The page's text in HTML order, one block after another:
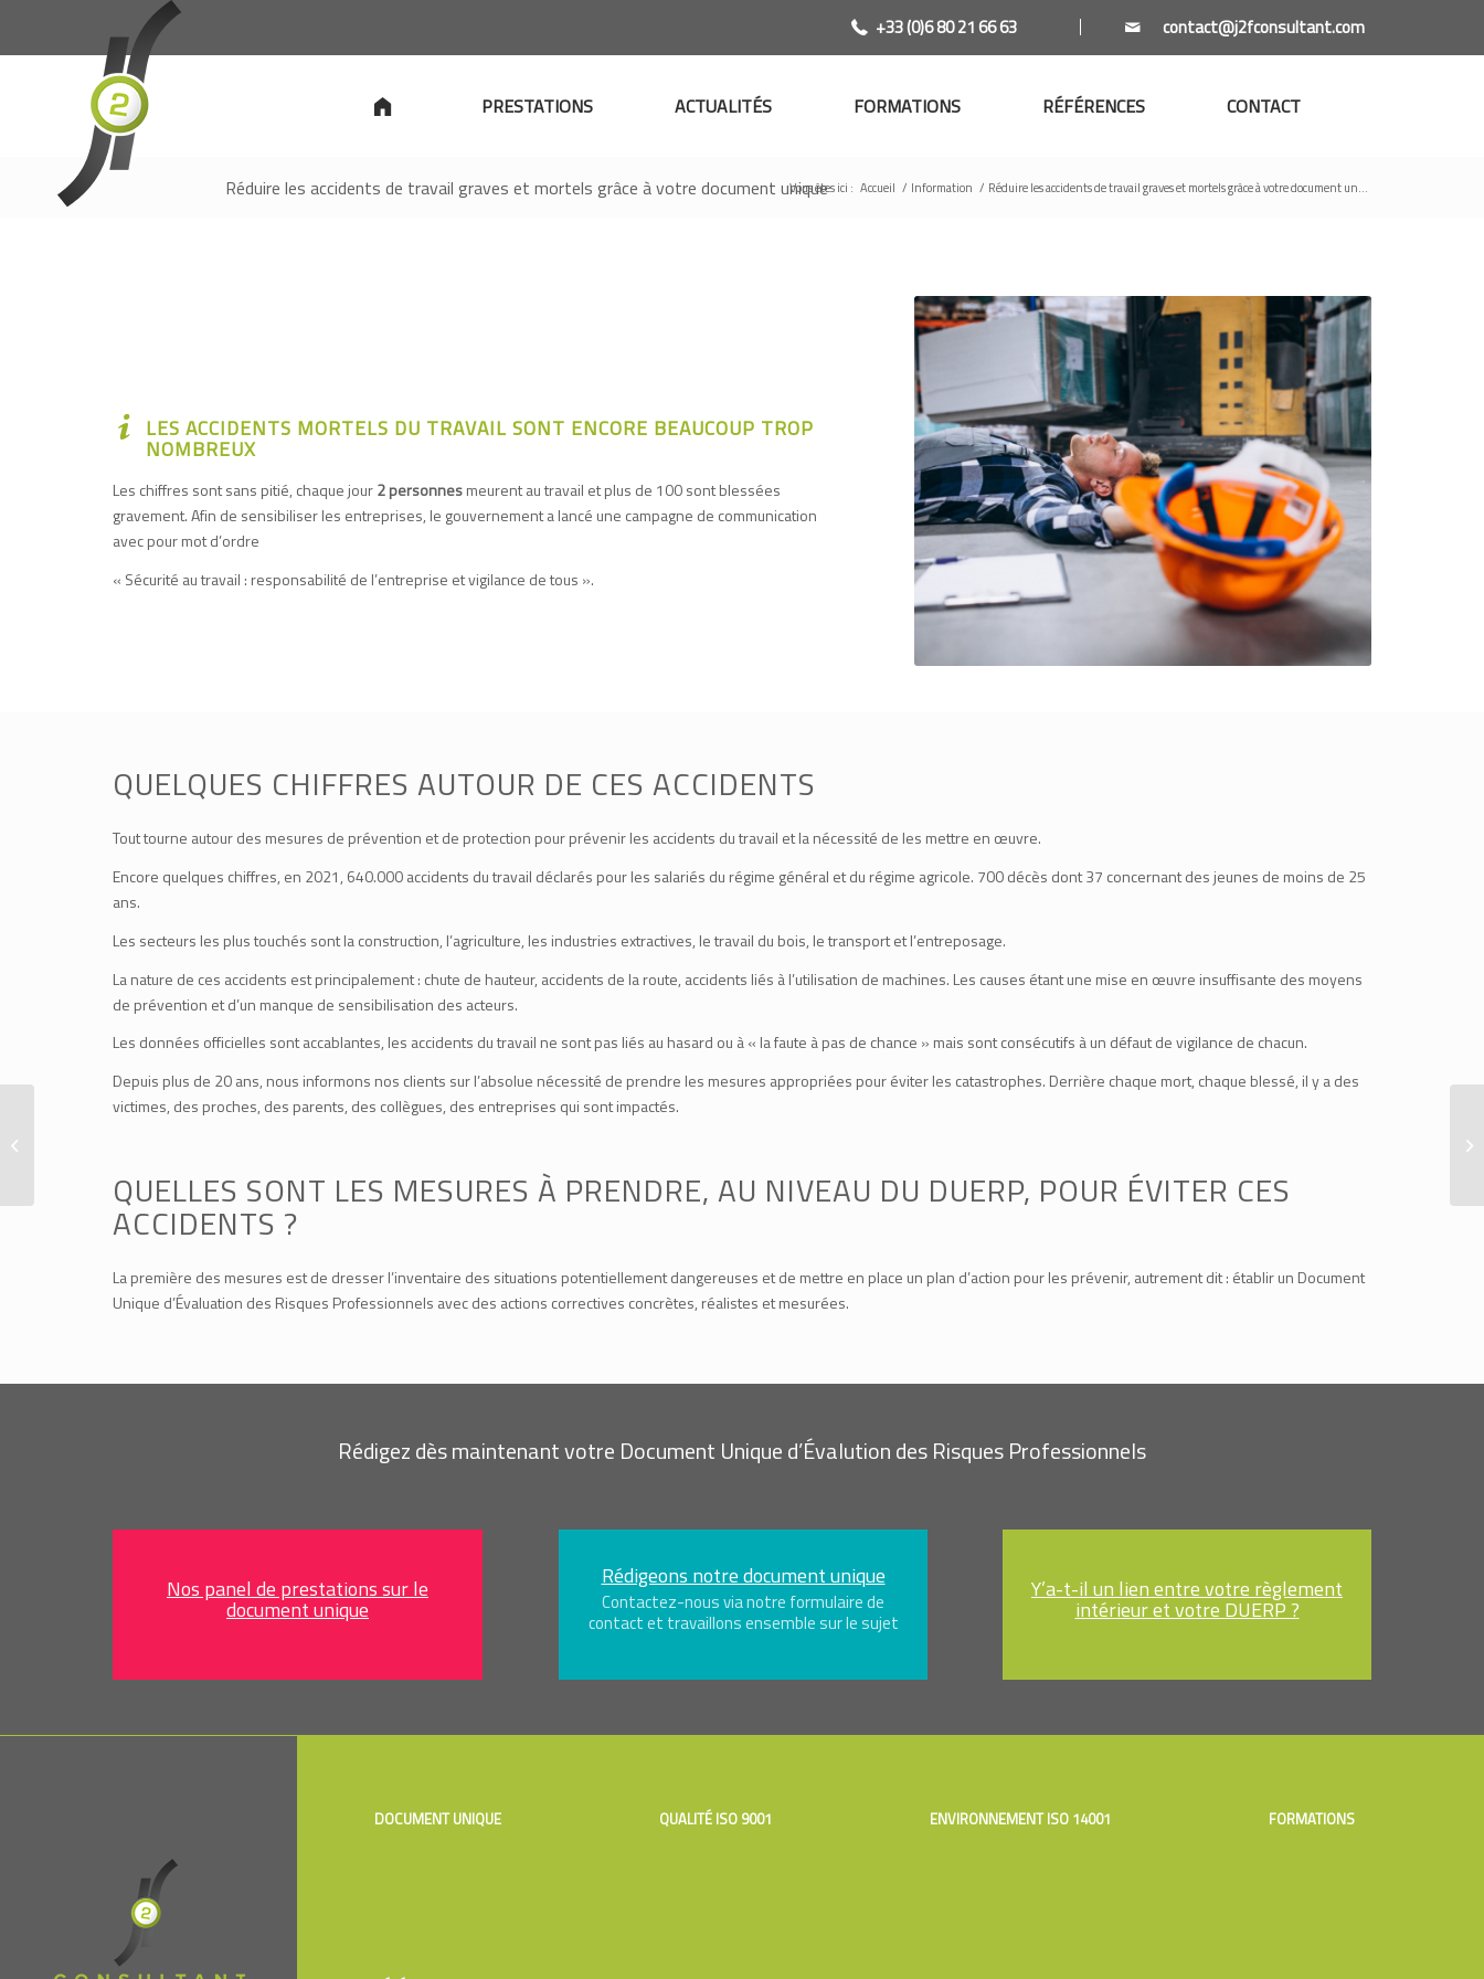
+33 (0)6 80 21 66 63
PRESTATIONS ACTUALITÉS FORMATIONS RÉFÉRENCES CONTACT
Réduire les accidents de travail graves et mortels grâce à votre document unique
Vous êtes ici : Accueil / Information / Réduire les accidents de travail graves et mortels grâce à votre document un...
LES ACCIDENTS MORTELS DU TRAVAIL SONT ENCORE BEAUCOUP TROP
NOMBREUX
Les chiffres sont sans pitié, chaque jour2 personnesmeurent au travail et plus de 100 sont blessées
gravement. Afin de sensibiliser les entreprises, le gouvernement a lancé une campagne de communication
avec pour mot d’ordre
« Sécurité au travail : responsabilité de l’entreprise et vigilance de tous ».
QUELQUES CHIFFRES AUTOUR DE CES ACCIDENTS
Tout tourne autour des mesures de prévention et de protection pour prévenir les accidents du travail et la nécessité de les mettre en œuvre.
Encore quelques chiffres, en 2021, 640.000 accidents du travail déclarés pour les salariés du régime général et du régime agricole. 700 décès dont 37 concernant des jeunes de moins de 25
ans.
Les secteurs les plus touchés sont la construction, l’agriculture, les industries extractives, le travail du bois, le transport et l’entreposage.
La nature de ces accidents est principalement : chute de hauteur, accidents de la route, accidents liés à l’utilisation de machines. Les causes étant une mise en œuvre insuffisante des moyens
de prévention et d’un manque de sensibilisation des acteurs.
Les données officielles sont accablantes, les accidents du travail ne sont pas liés au hasard ou à « la faute à pas de chance » mais sont consécutifs à un défaut de vigilance de chacun.
Depuis plus de 20 ans, nous informons nos clients sur l’absolue nécessité de prendre les mesures appropriées pour éviter les catastrophes. Derrière chaque mort, chaque blessé, il y a des
victimes, des proches, des parents, des collègues, des entreprises qui sont impactés.
QUELLES SONT LES MESURES À PRENDRE, AU NIVEAU DU DUERP, POUR ÉVITER CES
ACCIDENTS ?
La première des mesures est de dresser l’inventaire des situations potentiellement dangereuses et de mettre en place un plan d’action pour les prévenir, autrement dit : établir un Document
Unique d’Évaluation des Risques Professionnels avec des actions correctives concrètes, réalistes et mesurées.
Rédigez dès maintenant votre Document Unique d’Évalution des Risques Professionnels
Nos panel de prestations sur le
document unique
Rédigeons notre document unique
Contactez-nous via notre formulaire de
contact et travaillons ensemble sur le sujet
Y’a-t-il un lien entre votre règlement
intérieur et votre DUERP ?
DOCUMENT UNIQUE QUALITÉ ISO 9001 ENVIRONNEMENT ISO 14001 FORMATIONS